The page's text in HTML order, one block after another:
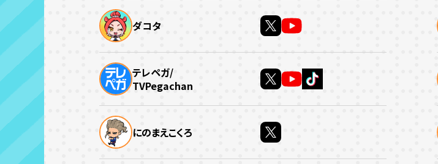
ダコタ
テレペガ/
TVPegachan
にのまえこくろ